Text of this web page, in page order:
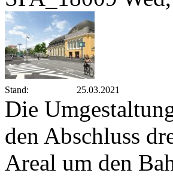
Stand: 25.03.2021
Die
den Abschluss
Areal um den